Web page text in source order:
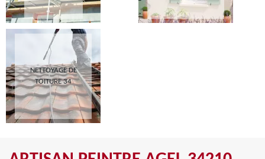
NETTOYAGE DE
TOITURE 34